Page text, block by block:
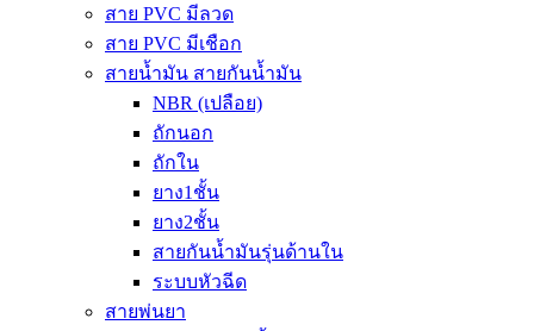
สาย PVC มีลวด
สาย PVC มีเชือก
สายน้ำมัน สายกันน้ำมัน
NBR (เปลือย)
ถักนอก
ถักใน
ยาง1ชั้น
ยาง2ชั้น
สายกันน้ำมันรุ่นด้านใน
ระบบหัวฉีด
สายพ่นยา